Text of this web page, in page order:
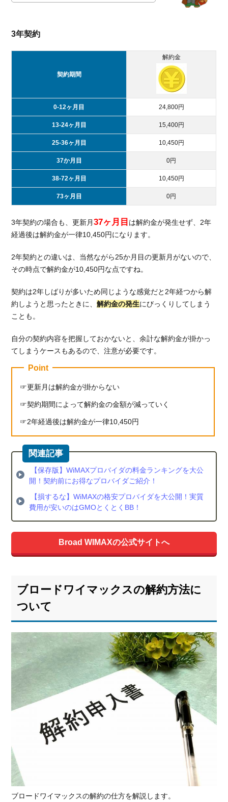
日中に
約す
法
2.2.1.
お客様
サポー
トにア
クセス
しよう
2.2.2.
はログ
インID
ワード
が必須
3.
ロ
ー
ワ
マ
ッ
ス
の
解
約
を0
に
る
方
3.1.
も解
約サ
ポー
ト」
で解
が0円
20ヶ
月以
上利
場合0
円で
機種
ブ
ロ
3年契約
契約期間
解約金
0-12ヶ月目 24,800円
13-24ヶ月目 15,400円
25-36ヶ月目 10,450円
37か月目 0円
38-72ヶ月目 10,450円
73ヶ月目 0円
3年契約の場合も、更新月37ヶ月目は解約金が発生せず、2年
経過後は解約金が一律10,450円になります。
2年契約との違いは、当然ながら25か月目の更新月がないので、
その時点で解約金が10,450円な点ですね。
契約は2年しばりが多いため同じような感覚だと2年経つから解
約しようと思ったときに、解約金の発生にびっくりしてしまう
ことも。
自分の契約内容を把握しておかないと、余計な解約金が掛かっ
てしまうケースもあるので、注意が必要です。
Point
更新月は解約金が掛からない
契約期間によって解約金の金額が減っていく
2年経過後は解約金が一律10,450円
【保存版】WiMAXプロバイダの料金ランキングを大公
開！契約前にお得なプロバイダご紹介！
【損するな】WiMAXの格安プロバイダを大公開！実質
費用が安いのはGMOとくとくBB！
Broad WIMAXの公式サイトへ
ブロードワイマックスの解約方法に
ついて
ブロードワイマックスの解約の仕方を解説します。